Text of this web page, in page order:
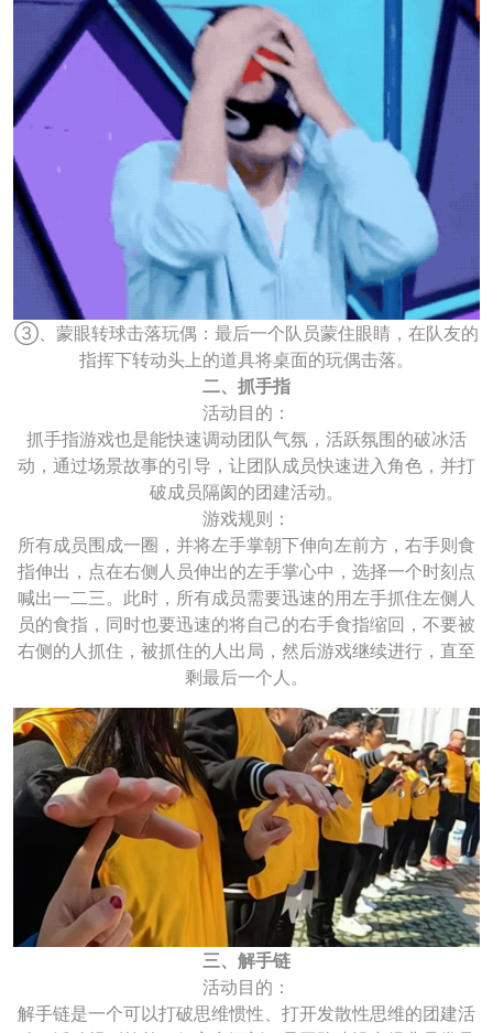
③、蒙眼转球击落玩偶：最后一个队员蒙住眼睛，在队友的
指挥下转动头上的道具将桌面的玩偶击落。
二、抓手指
活动目的：
抓手指游戏也是能快速调动团队气氛，活跃氛围的破冰活
动，通过场景故事的引导，让团队成员快速进入角色，并打
破成员隔阂的团建活动。
游戏规则：
所有成员围成一圈，并将左手掌朝下伸向左前方，右手则食
指伸出，点在右侧人员伸出的左手掌心中，选择一个时刻点
喊出一二三。此时，所有成员需要迅速的用左手抓住左侧人
员的食指，同时也要迅速的将自己的右手食指缩回，不要被
右侧的人抓住，被抓住的人出局，然后游戏继续进行，直至
剩最后一个人。
三、解手链
活动目的：
解手链是一个可以打破思维惯性、打开发散性思维的团建活